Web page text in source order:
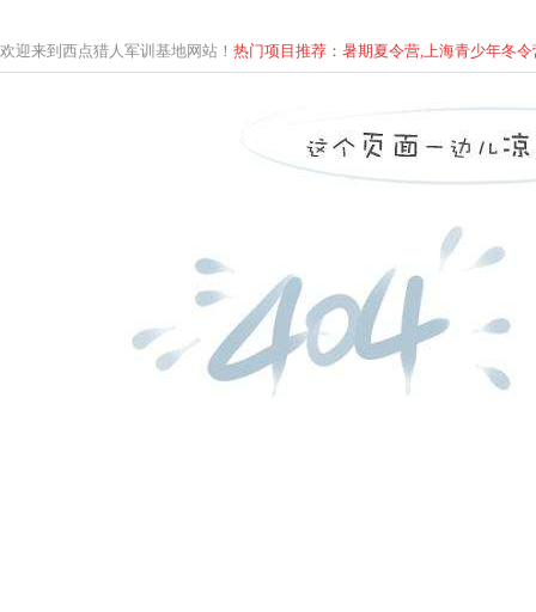
欢迎来到西点猎人军训基地网站！ 热门项目推荐：暑期夏令营,上海青少年冬令